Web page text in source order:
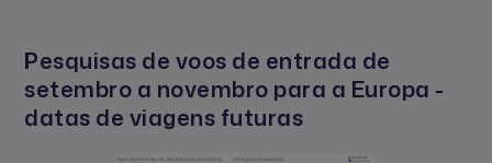
Pesquisas de voos de entrada de
setembro a novembro para a Europa -
datas de viagens futuras